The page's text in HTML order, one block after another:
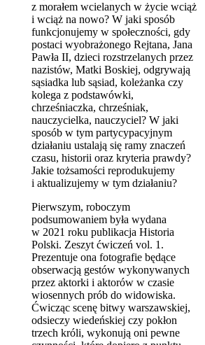
z morałem wcielanych w życie wciąż
i wciąż na nowo? W jaki sposób
funkcjonujemy w społeczności, gdy
postaci wyobrażonego Rejtana, Jana
Pawła II, dzieci rozstrzelanych przez
nazistów, Matki Boskiej, odgrywają
sąsiadka lub sąsiad, koleżanka czy
kolega z podstawówki,
chrześniaczka, chrześniak,
nauczycielka, nauczyciel? W jaki
sposób w tym partycypacyjnym
działaniu ustalają się ramy znaczeń
czasu, historii oraz kryteria prawdy?
Jakie tożsamości reprodukujemy
i aktualizujemy w tym działaniu?
Pierwszym, roboczym
podsumowaniem była wydana
w 2021 roku publikacja Historia
Polski. Zeszyt ćwiczeń vol. 1.
Prezentuje ona fotografie będące
obserwacją gestów wykonywanych
przez aktorki i aktorów w czasie
wiosennych prób do widowiska.
Ćwicząc scenę bitwy warszawskiej,
odsieczy wiedeńskiej czy pokłon
trzech króli, wykonują oni pewne